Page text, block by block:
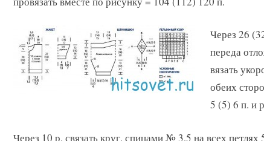
Через 26
переда
вязать
обеих
5 (5) 6 п. и
Через 10 р. связать круг, спицами № 3,5 на всех